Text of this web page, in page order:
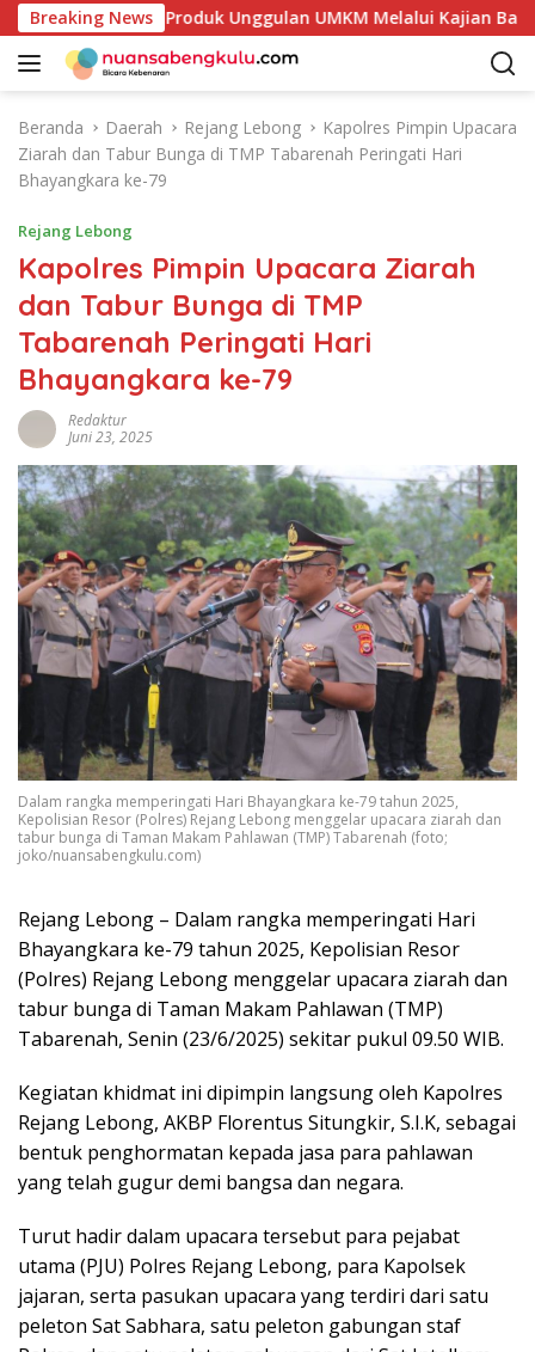
a
Breaking News
Potensi Produk Unggulan UMKM Melalui Kajian Bank
Beranda Daerah Rejang Lebong
Kapolres Pimpin Upacara
Ziarah dan Tabur Bunga di TMP Tabarenah Peringati Hari
Bhayangkara ke-79
Rejang Lebong
Kapolres Pimpin Upacara Ziarah
dan Tabur Bunga di TMP
Tabarenah Peringati Hari
Bhayangkara ke-79
Redaktur
Juni 23, 2025
Dalam rangka memperingati Hari Bhayangkara ke-79 tahun 2025,
Kepolisian Resor (Polres) Rejang Lebong menggelar upacara ziarah dan
tabur bunga di Taman Makam Pahlawan (TMP) Tabarenah (foto;
joko/nuansabengkulu.com)
Rejang Lebong – Dalam rangka memperingati Hari
Bhayangkara ke-79 tahun 2025, Kepolisian Resor
(Polres) Rejang Lebong menggelar upacara ziarah dan
tabur bunga di Taman Makam Pahlawan (TMP)
Tabarenah, Senin (23/6/2025) sekitar pukul 09.50 WIB.
Kegiatan khidmat ini dipimpin langsung oleh Kapolres
Rejang Lebong, AKBP Florentus Situngkir, S.I.K, sebagai
bentuk penghormatan kepada jasa para pahlawan
yang telah gugur demi bangsa dan negara.
Turut hadir dalam upacara tersebut para pejabat
utama (PJU) Polres Rejang Lebong, para Kapolsek
jajaran, serta pasukan upacara yang terdiri dari satu
peleton Sat Sabhara, satu peleton gabungan staf